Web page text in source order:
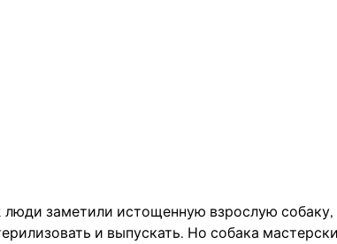
заметили истощенную взрослую
и выпускать. Но собака